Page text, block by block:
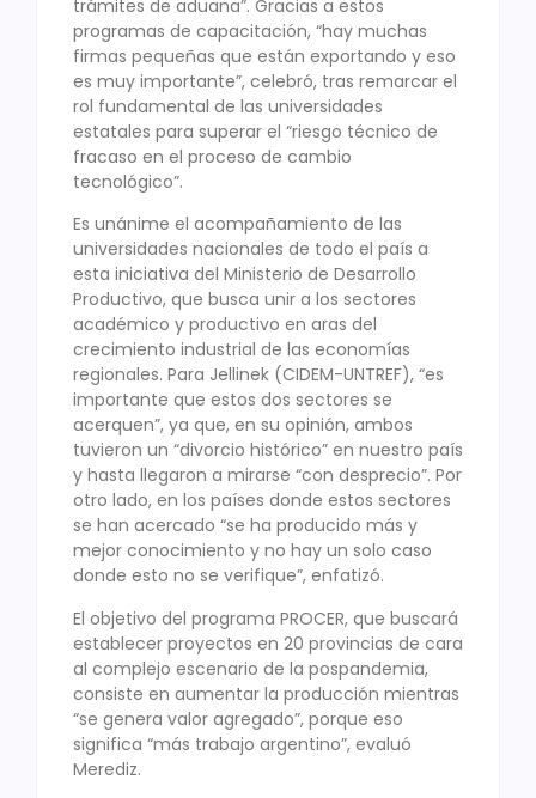
trámites de aduana”. Gracias a estos
programas de capacitación, “hay muchas
firmas pequeñas que están exportando y eso
es muy importante”, celebró, tras remarcar el
rol fundamental de las universidades
estatales para superar el “riesgo técnico de
fracaso en el proceso de cambio
tecnológico”.
Es unánime el acompañamiento de las
universidades nacionales de todo el país a
esta iniciativa del Ministerio de Desarrollo
Productivo, que busca unir a los sectores
académico y productivo en aras del
crecimiento industrial de las economías
regionales. Para Jellinek (CIDEM-UNTREF), “es
importante que estos dos sectores se
acerquen”, ya que, en su opinión, ambos
tuvieron un “divorcio histórico” en nuestro país
y hasta llegaron a mirarse “con desprecio”. Por
otro lado, en los países donde estos sectores
se han acercado “se ha producido más y
mejor conocimiento y no hay un solo caso
donde esto no se verifique”, enfatizó.
El objetivo del programa PROCER, que buscará
establecer proyectos en 20 provincias de cara
al complejo escenario de la pospandemia,
consiste en aumentar la producción mientras
“se genera valor agregado”, porque eso
significa “más trabajo argentino”, evaluó
Merediz.